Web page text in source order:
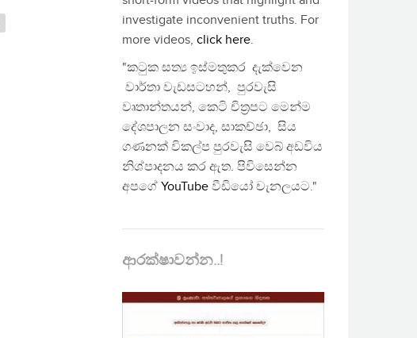
investigate inconvenient truths. For
more videos, click here.
"කටුක සත්‍ය ඉස්මතුකර දැක්වෙන
වාර්තා වැඩසටහන්, පුරවැසි
වෘතාන්තයන්, කෙටි චිත්‍රපට මෙන්ම
දේශපාලන සංවාද, සාකච්ඡා, සිය
ගණනක් විකල්ප පුරවැසි වෙබ් අඩවිය
නිශ්පාදනය කර ඇත. පිවිසෙන්න
අපගේ YouTube වීඩියෝ චැනලයට."
ආරක්ෂාවන්න..!